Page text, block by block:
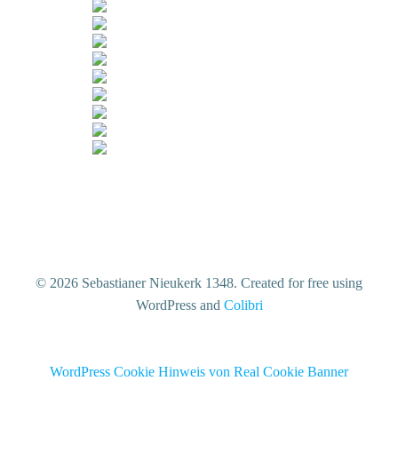
© 2026 Sebastianer Nieukerk 1348. Created for free using
WordPress and Colibri
WordPress Cookie Hinweis von Real Cookie Banner